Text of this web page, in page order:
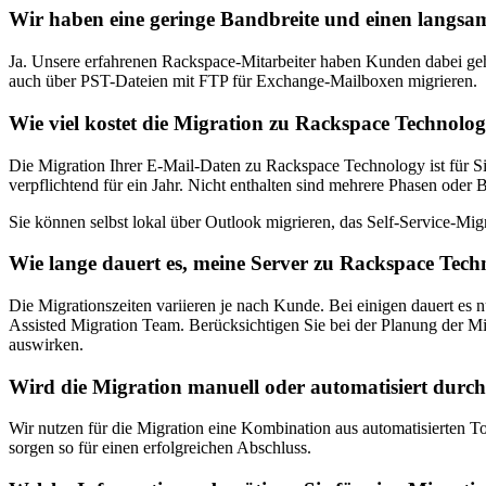
Wir haben eine geringe Bandbreite und einen
Ja. Unsere erfahrenen Rackspace-Mitarbeiter haben Kunden dabei
auch über PST-Dateien mit FTP für Exchange-Mailboxen migrieren.
Wie viel kostet die Migration zu Rackspace
Die Migration Ihrer E-Mail-Daten zu Rackspace Technology ist für
verpflichtend für ein Jahr. Nicht enthalten sind mehrere Phasen
Sie können selbst lokal über Outlook migrieren, das Self-Service-
Wie lange dauert es, meine Server zu Rackspace
Die Migrationszeiten variieren je nach Kunde. Bei einigen dauert es
Assisted Migration Team. Berücksichtigen Sie bei der Planung der
auswirken.
Wird die Migration manuell oder automatisiert
Wir nutzen für die Migration eine Kombination aus automatisierten
sorgen so für einen erfolgreichen Abschluss.